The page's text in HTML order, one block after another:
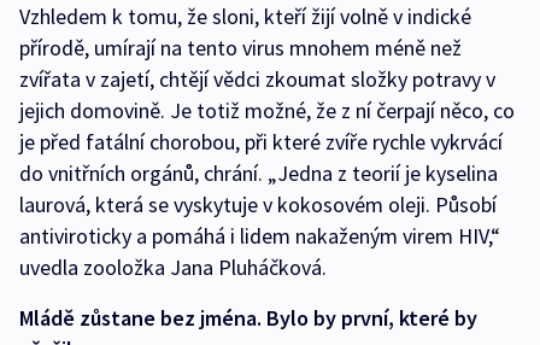
Vzhledem k tomu, že sloni, kteří žijí volně v indické
přírodě, umírají na tento virus mnohem méně než
zvířata v zajetí, chtějí vědci zkoumat složky potravy v
jejich domovině. Je totiž možné, že z ní čerpají něco, co
je před fatální chorobou, při které zvíře rychle vykrvácí
do vnitřních orgánů, chrání. „Jedna z teorií je kyselina
laurová, která se vyskytuje v kokosovém oleji. Působí
antiviroticky a pomáhá i lidem nakaženým virem HIV,“
uvedla zooložka Jana Pluháčková.
Mládě zůstane bez jména. Bylo by první, které by